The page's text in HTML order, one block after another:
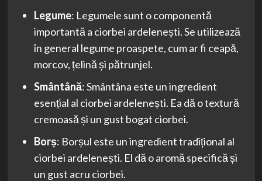
Legume: Legumele sunt o componentă
importantă a ciorbei ardelenești. Se utilizează
în general legume proaspete, cum ar fi ceapă,
morcov, țelină și pătrunjel.
Smântână: Smântâna este un ingredient
esențial al ciorbei ardelenești. Ea dă o textură
cremoasă și un gust bogat ciorbei.
Borș: Borșul este un ingredient tradițional al
ciorbei ardelenești. El dă o aromă specifică și
un gust acru ciorbei.